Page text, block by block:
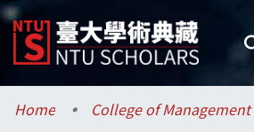
Communities & Collections
Home